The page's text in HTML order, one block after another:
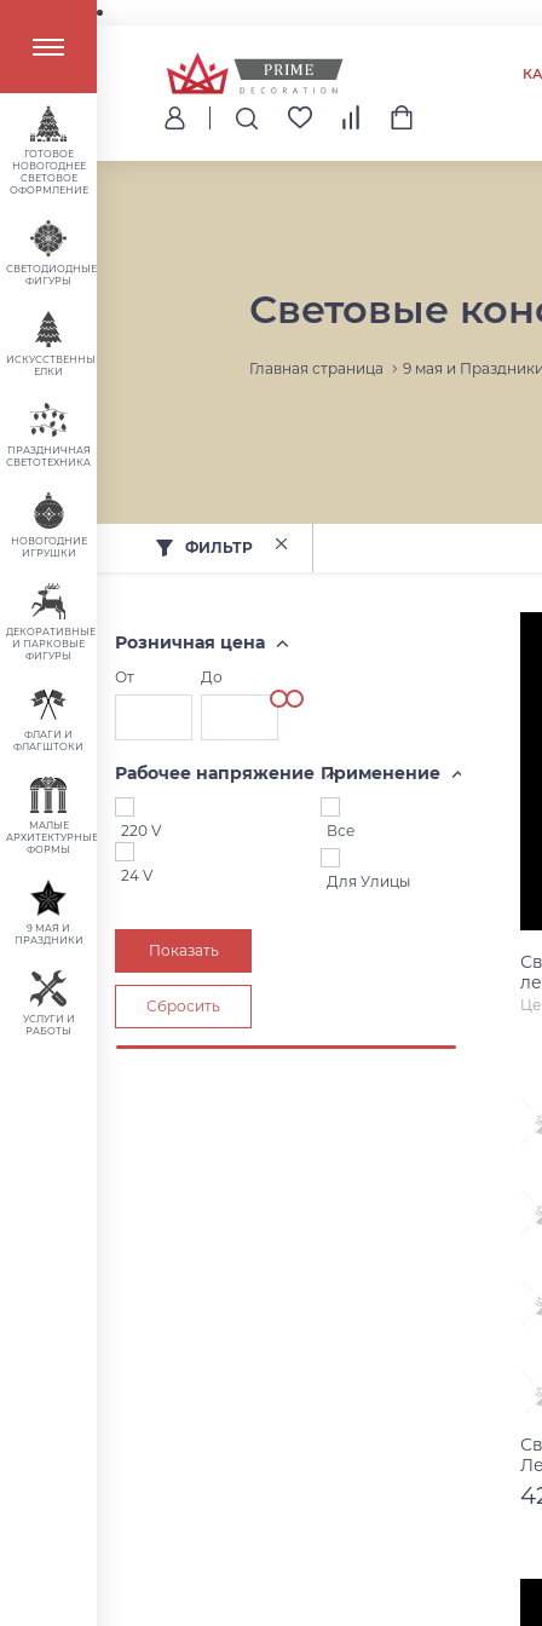
ГОТОВОЕ
НОВОГОДНЕЕ
СВЕТОВОЕ
ОФОРМЛЕНИЕ
СВЕТОДИОДНЫЕ
ФИГУРЫ
ИСКУССТВЕННЫЕ
ЕЛКИ
ПРАЗДНИЧНАЯ
СВЕТОТЕХНИКА
НОВОГОДНИЕ
ИГРУШКИ
ДЕКОРАТИВНЫЕ
И ПАРКОВЫЕ
ФИГУРЫ
ФЛАГИ И
ФЛАГШТОКИ
МАЛЫЕ
АРХИТЕКТУРНЫЕ
ФОРМЫ
9 МАЯ И
ПРАЗДНИКИ
УСЛУГИ И
РАБОТЫ
Световые
Главная страница 9 мая и Праздники
ФИЛЬТР
Розничная цена
От До
Рабочее напряжение
220 V
24 V
Применение
Все
Для Улицы